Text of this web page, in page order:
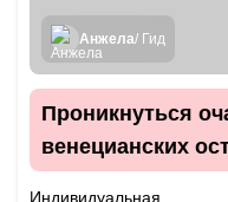
Анжела/ Гид
Проникнуться
венецианских
Индивидуальная